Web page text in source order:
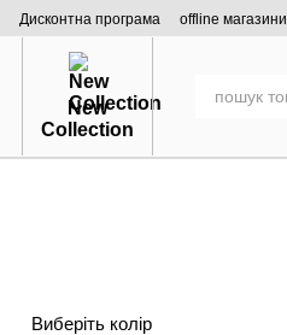
Дисконтна програма offline магазини
New
Collection
Виберіть колір